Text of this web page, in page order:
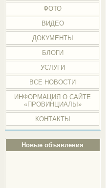
ФОТО
ВИДЕО
ДОКУМЕНТЫ
БЛОГИ
УСЛУГИ
ВСЕ НОВОСТИ
ИНФОРМАЦИЯ О САЙТЕ
«ПРОВИНЦИАЛЫ»
КОНТАКТЫ
Новые объявления